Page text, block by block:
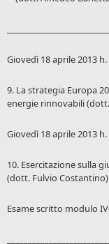
Giovedì 18 aprile 2013 h.
9. La strategia Europa
energie rinnovabili
Giovedì 18 aprile 2013 h.
10. Esercitazione sulla
(dott. Fulvio Costantino)
Esame scritto modulo